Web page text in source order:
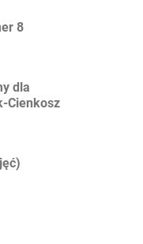
8
dla
Cienkosz